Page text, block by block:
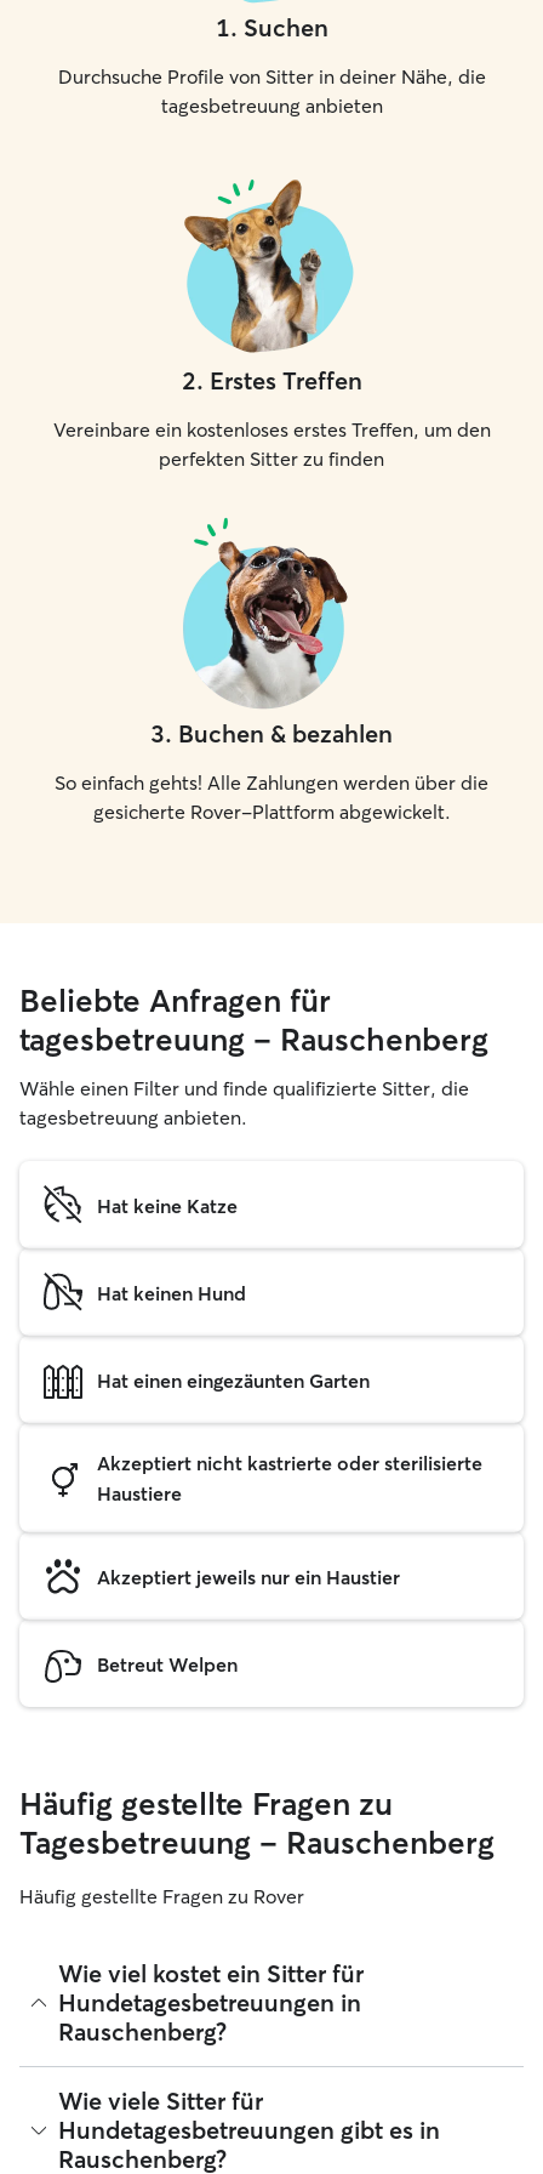
1. Suchen
Durchsuche Profile von Sitter in deiner Nähe, die
tagesbetreuung anbieten
2. Erstes Treffen
Vereinbare ein kostenloses erstes Treffen, um den
perfekten Sitter zu finden
3. Buchen & bezahlen
So einfach gehts! Alle Zahlungen werden über die
gesicherte Rover-Plattform abgewickelt.
Beliebte Anfragen für
tagesbetreuung – Rauschenberg
Wähle einen Filter und finde qualifizierte Sitter, die
tagesbetreuung anbieten.
Hat keine Katze
Hat keinen Hund
Hat einen eingezäunten Garten
Akzeptiert nicht kastrierte oder sterilisierte
Haustiere
Akzeptiert jeweils nur ein Haustier
Betreut Welpen
Häufig gestellte Fragen zu
Tagesbetreuung – Rauschenberg
Häufig gestellte Fragen zu Rover
Wie viel kostet ein Sitter für
Hundetagesbetreuungen in
Rauschenberg?
Sitter können ihre Preise bei Rover frei festlegen. Die
durchschnittlichen Kosten für einen Hundesitter für
Tagesbetreuungen bei Rover in Rauschenberg betragen seit
August 2026 etwa 20 pro Tag, einschließlich der
Wie viele Sitter für
Hundetagesbetreuungen gibt es in
Rauschenberg?